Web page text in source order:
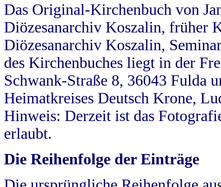
Das Original-Kirchenbuch von
Diözesanarchiv Koszalin, früher
Diözesanarchiv Koszalin,
des Kirchenbuches liegt in der
Schwank-Straße 8, 36043 Fulda
Heimatkreises Deutsch Krone,
Hinweis: Derzeit ist das
erlaubt.
Die Reihenfolge der Einträge